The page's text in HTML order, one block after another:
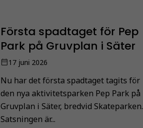
Första spadtaget för Pep
Park på Gruvplan i Säter
17 juni 2026
Nu har det första spadtaget tagits för
den nya aktivitetsparken Pep Park på
Gruvplan i Säter, bredvid Skateparken.
Satsningen är...